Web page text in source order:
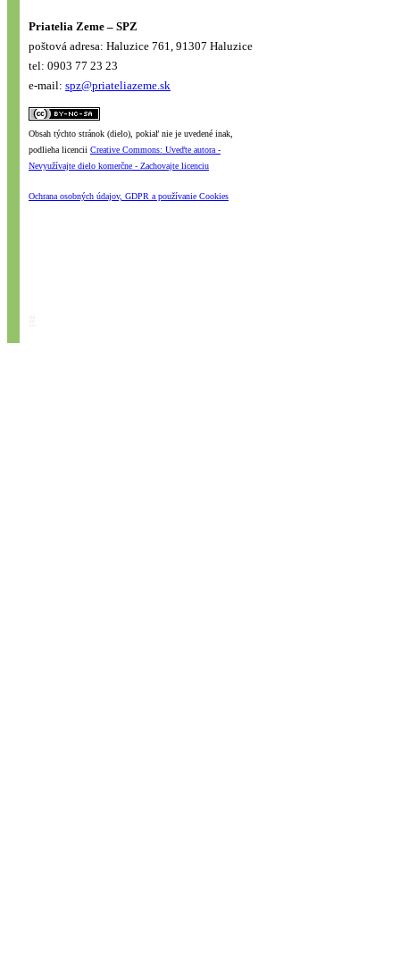
Priatelia Zeme – SPZ
poštová adresa: Haluzice 761, 91307 Haluzice
tel: 0903 77 23 23
e-mail: spz@priateliazeme.sk
Obsah týchto stránok (dielo), pokiaľ nie je uvedené inak,
podlieha licencii Creative Commons: Uveďte autora -
Nevyužívajte dielo komerčne - Zachovajte licenciu
Ochrana osobných údajov, GDPR a používanie Cookies